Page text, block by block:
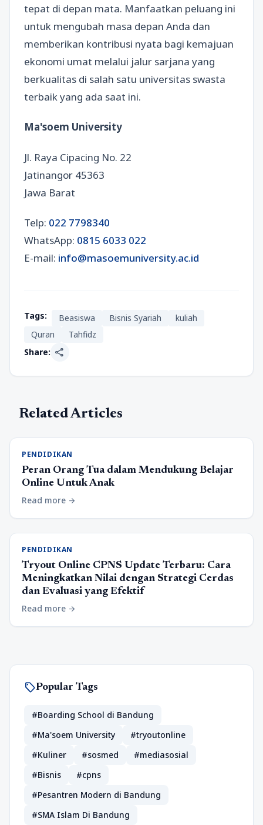
tepat di depan mata. Manfaatkan peluang ini
untuk mengubah masa depan Anda dan
memberikan kontribusi nyata bagi kemajuan
ekonomi umat melalui jalur sarjana yang
berkualitas di salah satu universitas swasta
terbaik yang ada saat ini.
Ma'soem University
Jl. Raya Cipacing No. 22
Jatinangor 45363
Jawa Barat
Telp: 022 7798340
WhatsApp: 0815 6033 022
E-mail: info@masoemuniversity.ac.id
Tags: Beasiswa Bisnis Syariah
kuliah
Quran
Tahfidz
Share: share
Related Articles
PENDIDIKAN
Peran Orang Tua dalam Mendukung Belajar
Online Untuk Anak
Read more arrow_forward
PENDIDIKAN
Tryout Online CPNS Update Terbaru: Cara
Meningkatkan Nilai dengan Strategi Cerdas
dan Evaluasi yang Efektif
Read more arrow_forward
sellPopular Tags
#Boarding School di Bandung
#Ma'soem University
#tryoutonline
#Kuliner
#sosmed
#mediasosial
#Bisnis
#cpns
#Pesantren Modern di Bandung
#SMA Islam Di Bandung